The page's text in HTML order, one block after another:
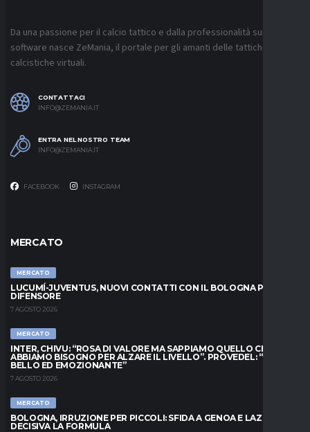
Da una passione per il calcio tattico e dalla professionalità sui
software nasce ZeMania, il portale per gli amanti delle tattiche
calcistiche virtuali.
CONTATTACI
INFO@ZEMANIA.IT
ENTRA NEL NOSTRO TEAM
INFO@ZEMANIA.IT
FACEBOOK INSTAGRAM
MERCATO
MERCATO
LUCUMÍ-JUVENTUS, NUOVI CONTATTI CON IL BOLOGNA PER IL
DIFENSORE
7 AGOSTO 2026
MERCATO
INTER, CHIVU: “ROSA DI VALORE MA SAPPIAMO QUELLO CHE
ABBIAMO BISOGNO PER ALZARE IL LIVELLO”. PROVEDEL: “MESE
BELLO ED EMOZIONANTE”
7 AGOSTO 2026
MERCATO
BOLOGNA, IRRUZIONE PER PICCOLI: SFIDA A GENOA E LAZIO,
DECISIVA LA FORMULA